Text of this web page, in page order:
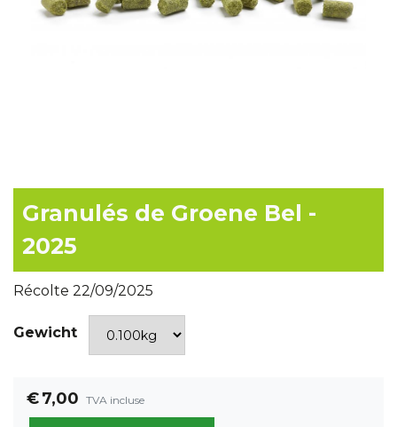
Granulés de Groene Bel -
2025
Récolte 22/09/2025
Gewicht
€7,00 TVA incluse